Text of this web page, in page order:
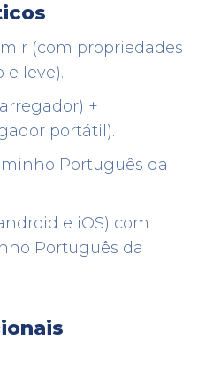
(com propriedades
e leve).
+
portátil).
Português da
e iOS) com
Português da